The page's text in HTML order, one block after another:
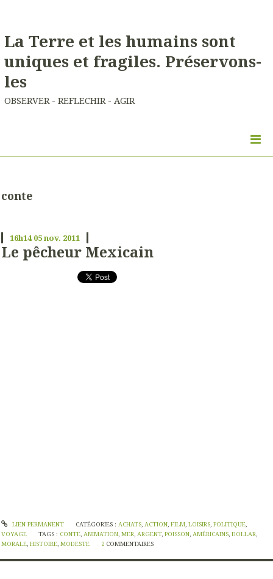
La Terre et les humains sont
uniques et fragiles. Préservons-
les
OBSERVER - REFLECHIR - AGIR
conte
16h14 05nov. 2011
Le pêcheur Mexicain
LIEN PERMANENT CATÉGORIES : ACHATS, ACTION, FILM, LOISIRS, POLITIQUE,
VOYAGE
TAGS : CONTE,ANIMATION,MER,ARGENT,POISSON,AMÉRICAINS,DOLLAR,
MORALE, HISTOIRE, MODESTE 2 COMMENTAIRES